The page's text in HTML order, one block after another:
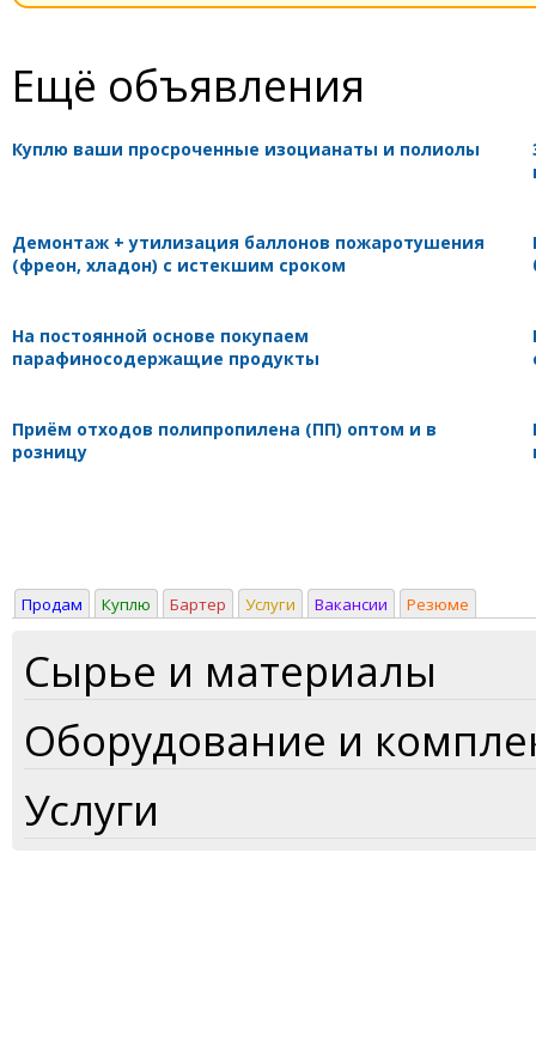
Ещё объявления
Куплю ваши просроченные изоцианаты и полиолы
Демонтаж + утилизация баллонов пожаротушения
(фреон, хладон) с истекшим сроком
На постоянной основе покупаем
парафиносодержащие продукты
Приём отходов полипропилена (ПП) оптом и в
розницу
Продам Куплю Бартер Услуги Вакансии Резюме
Сырье и материалы
Оборудование и
Услуги